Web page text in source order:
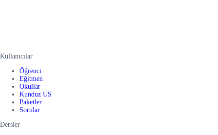
Kullanıcılar
Öğrenci
Eğitmen
Okullar
Kunduz US
Paketler
Sorular
Dersler